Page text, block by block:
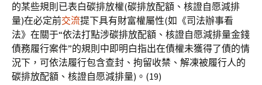
的某些規則已表白碳排放權(碳排放配額、核證自愿減排
量)在必定前交流提下具有財富權屬性(如《司法辦事看
法》在關于“依法打點涉碳排放配額、核證自愿減排量金錢
債務履行案件”的規則中即明白指出在債權未獲得了債的情
況下，可依法履行包含查封、拘留收禁、解凍被履行人的
碳排放配額、核證自愿減排量)。(19)